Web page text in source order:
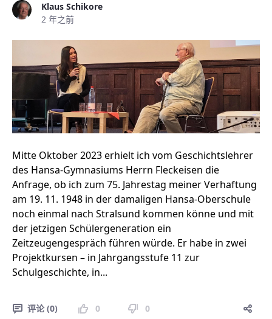
Klaus Schikore
2 年之前
Mitte Oktober 2023 erhielt ich vom Geschichtslehrer
des Hansa-Gymnasiums Herrn Fleckeisen die
Anfrage, ob ich zum 75. Jahrestag meiner Verhaftung
am 19. 11. 1948 in der damaligen Hansa-Oberschule
noch einmal nach Stralsund kommen könne und mit
der jetzigen Schülergeneration ein
Zeitzeugengespräch führen würde. Er habe in zwei
Projektkursen – in Jahrgangsstufe 11 zur
Schulgeschichte, in...
评论 (0) 0 0